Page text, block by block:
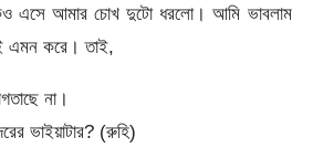
এসে আমার চোখ দুটো ধরলো। আমি ভাবলাম
এমন করে। তাই,
না।
ভাইয়াটার? (রুহি)